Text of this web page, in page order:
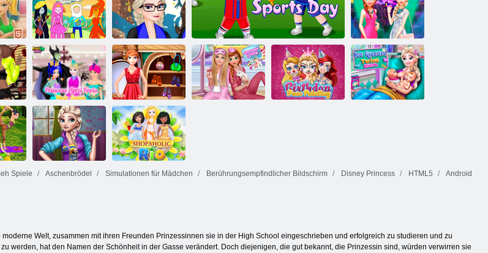
Baby-Hazel.
Thanksgiving-
Spaß
Baby-Hazel
Newborn
Impfung
Karottenkuchen
Abenteuerzeit
verkleiden sich
Princess -
Abschluss
Schwestern
Night Out
Prinzessin April
Fools
Friseursalon
Mode Prinzessin
Spiele Aschenbrödel Simulationen für Mädchen Berührungsempfindlicher Bildschirm Disney Princess HTML5 Android
Welt, zusammen mit ihren Freunden Prinzessinnen sie in der High School eingeschrieben und erfolgreich zu studieren und zu
werden, hat den Namen der Schönheit in der Gasse verändert. Doch diejenigen, die gut bekannt, die Prinzessin sind, würden verwirren sie